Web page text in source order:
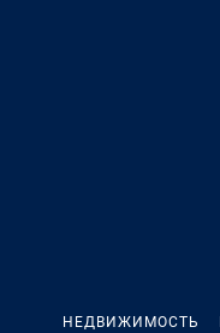
НЕДВИЖИМОСТЬ